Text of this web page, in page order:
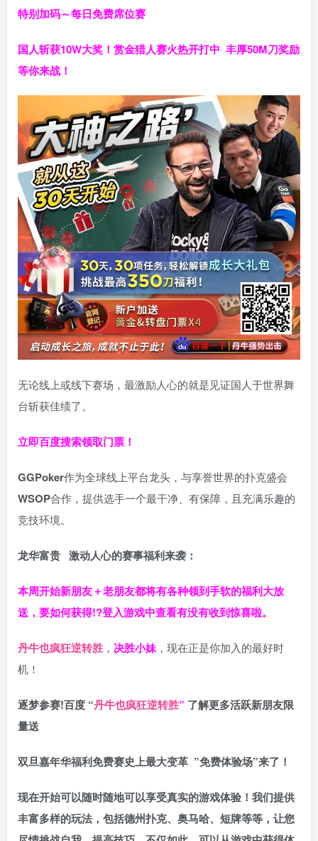
特别加码～每日免费席位赛
国人斩获10W大奖！ 赏金猎人赛火热开打中 丰厚50M刀奖励
等你来战！
无论线上或线下赛场，最激励人心的就是见证国人于世界舞
台斩获佳绩了。
立即百度搜索领取门票！
GGPoker作为全球线上平台龙头，与享誉世界的扑克盛会
WSOP合作，提供选手一个最干净、有保障，且充满乐趣的
竞技环境。
龙华富贵 激动人心的赛事福利来袭：
本周开始新朋友＋老朋友都将有各种领到手软的福利大放
送，要如何获得!?登入游戏中查看有没有收到惊喜啦。
丹牛也疯狂逆转胜 ， 决胜小妹 ，现在正是你加入的最好时
机！
逐梦参赛!百度 “丹牛也疯狂逆转胜” 了解更多活跃新朋友限
量送
双旦嘉年华福利免费赛史上最大变革 ”免费体验场”来了！
现在开始可以随时随地可以享受真实的游戏体验！我们提供
丰富多样的玩法，包括德州扑克、奥马哈、短牌等等，让您